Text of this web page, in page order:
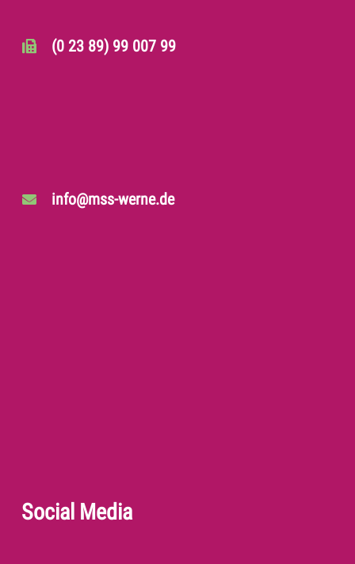
(0 23 89) 99 007 99
info@mss-werne.de
Social Media